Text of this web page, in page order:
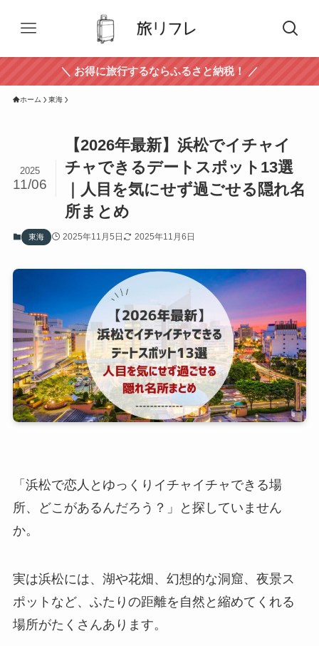
＼ お得に旅行するならふるさと納税！ ／
ホーム 東海
【2026年最新】浜松でイチャイ
チャできるデートスポット13選
｜人目を気にせず過ごせる隠れ名
所まとめ
2025
11/06
東海 2025年11月5日 2025年11月6日
「浜松で恋人とゆっくりイチャイチャできる場
所、どこがあるんだろう？」と探していません
か。
実は浜松には、湖や花畑、幻想的な洞窟、夜景ス
ポットなど、ふたりの距離を自然と縮めてくれる
場所がたくさんあります。